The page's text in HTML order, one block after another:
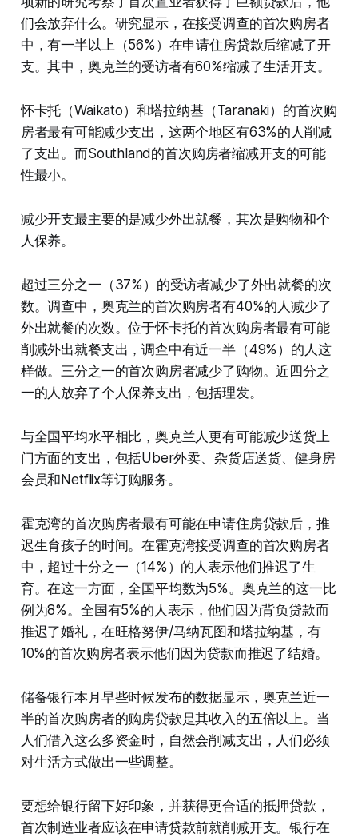
们会放弃什么。研究显示，在接受调查的首次购房者
中，有一半以上（56%）在申请住房贷款后缩减了开
支。其中，奥克兰的受访者有60%缩减了生活开支。
怀卡托（Waikato）和塔拉纳基（Taranaki）的首次购
房者最有可能减少支出，这两个地区有63%的人削减
了支出。而Southland的首次购房者缩减开支的可能
性最小。
减少开支最主要的是减少外出就餐，其次是购物和个
人保养。
超过三分之一（37%）的受访者减少了外出就餐的次
数。调查中，奥克兰的首次购房者有40%的人减少了
外出就餐的次数。位于怀卡托的首次购房者最有可能
削减外出就餐支出，调查中有近一半（49%）的人这
样做。三分之一的首次购房者减少了购物。近四分之
一的人放弃了个人保养支出，包括理发。
与全国平均水平相比，奥克兰人更有可能减少送货上
门方面的支出，包括Uber外卖、杂货店送货、健身房
会员和Netflix等订购服务。
霍克湾的首次购房者最有可能在申请住房贷款后，推
迟生育孩子的时间。在霍克湾接受调查的首次购房者
中，超过十分之一（14%）的人表示他们推迟了生
育。在这一方面，全国平均数为5%。奥克兰的这一比
例为8%。全国有5%的人表示，他们因为背负贷款而
推迟了婚礼，在旺格努伊/马纳瓦图和塔拉纳基，有
10%的首次购房者表示他们因为贷款而推迟了结婚。
储备银行本月早些时候发布的数据显示，奥克兰近一
半的首次购房者的购房贷款是其收入的五倍以上。当
人们借入这么多资金时，自然会削减支出，人们必须
对生活方式做出一些调整。
要想给银行留下好印象，并获得更合适的抵押贷款，
首次制造业者应该在申请贷款前就削减开支。银行在